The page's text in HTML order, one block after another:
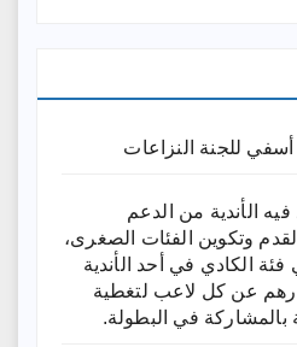
أسفي للجنة النزاعات
الأندية من الدعم
وتكوين الفئات الصغرى،
الكادي في أحد الأندية
بأداء 1000 درهم عن كل لاعب لتغطية
في البطولة.